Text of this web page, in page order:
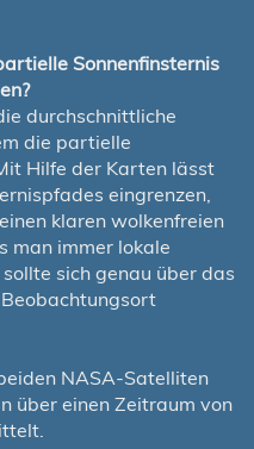
Sonnenfinsternis
durchschnittliche
die partielle
Hilfe der Karten lässt
eingrenzen,
klaren wolkenfreien
man immer lokale
sich genau über das
NASA-Satelliten
über einen Zeitraum von